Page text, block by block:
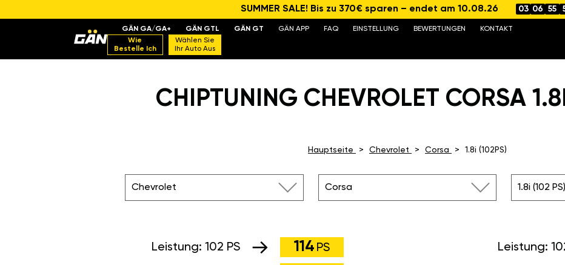
SUMMER SALE! Bis zu 370€ sparen – endet am 10.08.26 03 06 55
GÄN GA/GA+ GÄN GTL GÄN GT GÄN APP FAQ EINSTELLUNG BEWERTUNGEN
KONTAKT
Wie
Bestelle Ich
Wählen Sie
Ihr Auto Aus
CHIPTUNING CHEVROLET CORSA
Hauptseite Chevrolet Corsa 1.8i (102PS)
Chevrolet Corsa 1.8i (102 PS)
Leistung:
Leistung: 102 PS 114 PS